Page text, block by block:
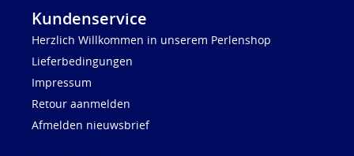
Kundenservice
Herzlich Willkommen in unserem Perlenshop
Lieferbedingungen
Impressum
Retour aanmelden
Afmelden nieuwsbrief